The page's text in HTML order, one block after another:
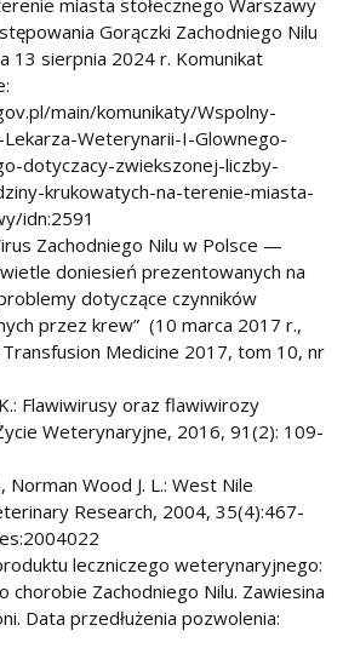
Gorączki Zachodniego Nilu
13 sierpnia 2024 r. Komunikat
main/komunikaty/Wspolny-
Weterynarii-I-Glownego-
dotyczacy-zwiekszonej-liczby-
krukowatych-na-terenie-miasta-
idn:2591
Zachodniego Nilu w Polsce —
doniesień prezentowanych na
dotyczące czynników
przez krew” (10 marca 2017 r.,
Medicine 2017, tom 10, nr
Flawiwirusy oraz flawiwirozy
Weterynaryjne, 2016, 91(2): 109-
Wood J. L.: West Nile
Research, 2004, 35(4):467-
leczniczego weterynaryjnego:
chorobie Zachodniego Nilu. Zawiesina
Data przedłużenia pozwolenia: